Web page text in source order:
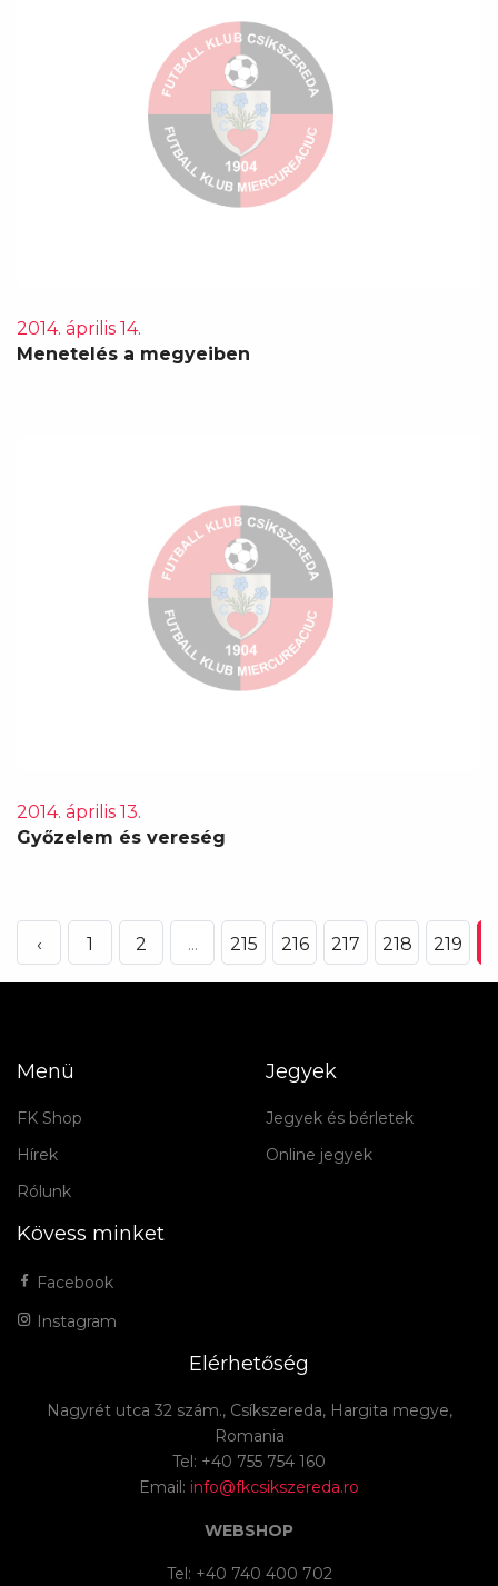
2014. április 14.
Menetelés a megyeiben
2014. április 13.
Győzelem és vereség
‹ 1 2 ... 215 216 217 218 219
Menü
FK Shop
Hírek
Rólunk
Jegyek
Jegyek és bérletek
Online jegyek
Kövess minket
Facebook
Instagram
Elérhetőség
Nagyrét utca 32 szám., Csíkszereda, Hargita megye,
Romania
Tel: +40 755 754 160
Email: info@fkcsikszereda.ro
WEBSHOP
Tel: +40 740 400 702